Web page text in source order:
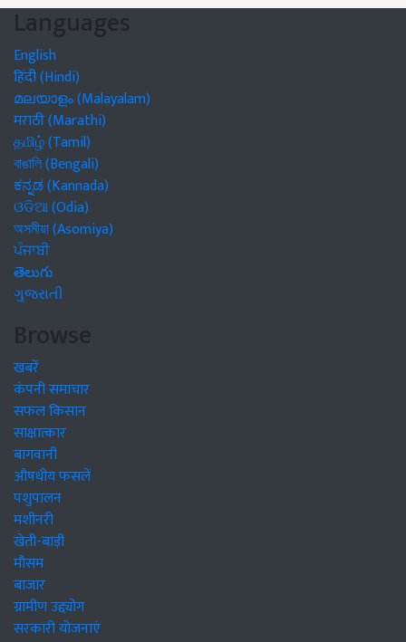
Languages
English
हिंदी (Hindi)
മലയാളം (Malayalam)
मराठी (Marathi)
தமிழ் (Tamil)
বাঙালি (Bengali)
ಕನ್ನಡ (Kannada)
ଓଡିଆ (Odia)
অসমীয়া (Asomiya)
ਪੰਜਾਬੀ
తెలుగు
ગુજરાતી
Browse
खबरें
कंपनी समाचार
सफल किसान
साक्षात्कार
बागवानी
औषधीय फसलें
पशुपालन
मशीनरी
खेती-बाड़ी
मौसम
बाजार
ग्रामीण उद्द्योग
सरकारी योजनाएं